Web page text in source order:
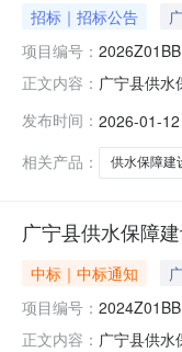
招标｜招标公告
项目编号：
正文内容： 广宁县供
关事项如下
发布时间： 2026-01-12
相关产品：
供水保障建
广宁县供水保障
中标｜中标通知
项目编号：
正文内容： 广宁县供